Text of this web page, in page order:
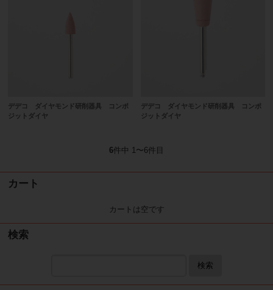
デデコ ダイヤモンド研削器具 コンポ
ジットダイヤ
デデコ ダイヤモンド研削器具 コンポ
ジットダイヤ
6件中 1〜6件目
カート
カートは空です
検索
検索